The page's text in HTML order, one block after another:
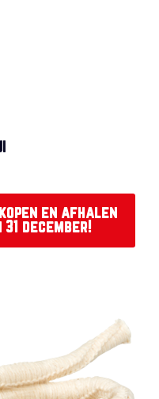
en afhalen
december!